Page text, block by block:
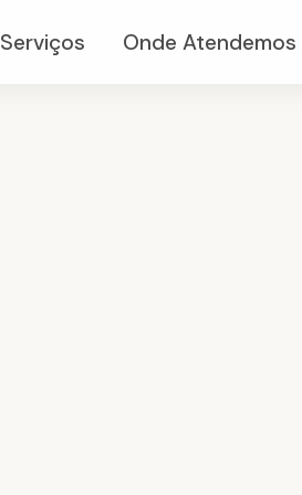
Serviços Onde Atendemos